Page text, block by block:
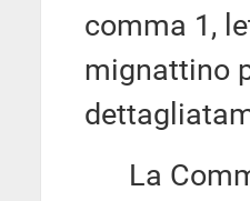
comma 1,
mignattino
La